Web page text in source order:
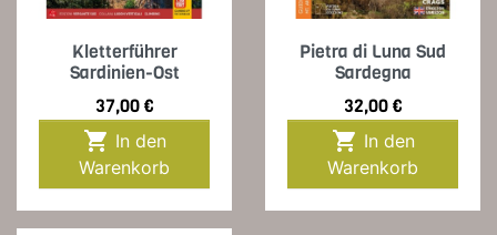
Kletterführer
Sardinien-Ost
Preis
37,00 €

Warenkorb
Pietra di Luna Sud
Sardegna
Preis
32,00 €

Warenkorb